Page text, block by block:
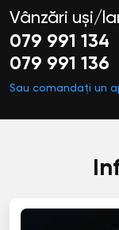
Vânzări uși/
079 991 134
079 991 136
Sau comandați un